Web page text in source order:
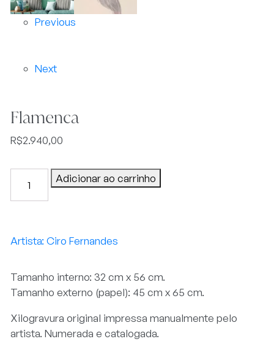
Previous
Next
Flamenca
R$2.940,00
quantidade
Adicionar ao carrinho
Ciro Fernandes
Tamanho interno: 32 cm x 56 cm.
Tamanho externo (papel): 45 cm x 65 cm.
Xilogravura original impressa manualmente pelo
artista. Numerada e catalogada.